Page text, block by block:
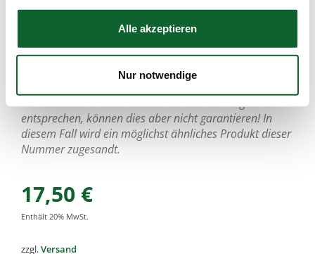
Alle akzeptieren
Nur notwendige
gefertigte Unikate sind, ist es nicht möglich, genau nach
Abbildung im Katalog, Internet oder früher zugesandten
Produkten zu liefern.
Es kann bei der Bestellung eine unverbindliche
wir versuchen diesem Wunsch so weit als möglich zu
entsprechen, können dies aber nicht garantieren! In
diesem Fall wird ein möglichst ähnliches Produkt dieser
Nummer zugesandt.
17,50 €
Enthält 20% MwSt.
zzgl.Versand